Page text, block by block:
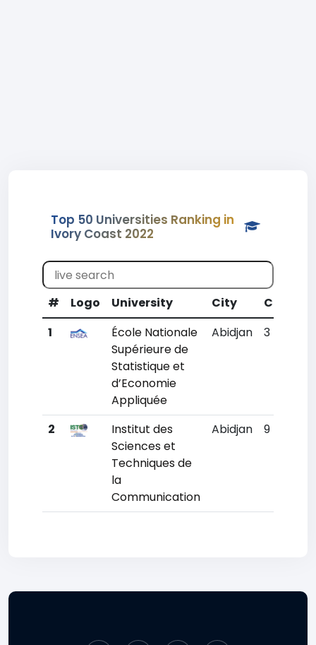
Top 50 Universities Ranking in
Ivory Coast 2022
# Logo University City CR
1
École Nationale
Supérieure de
Statistique et
d’Economie
Appliquée
Abidjan 3
2
Institut des
Sciences et
Techniques de
la
Communication
Abidjan 9